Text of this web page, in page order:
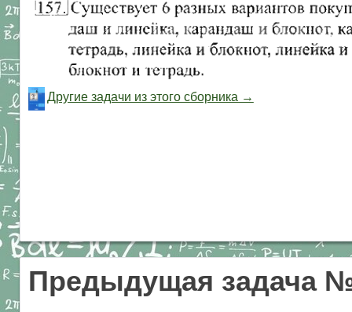
Другие задачи из этого сборника →
Предыдущая задача